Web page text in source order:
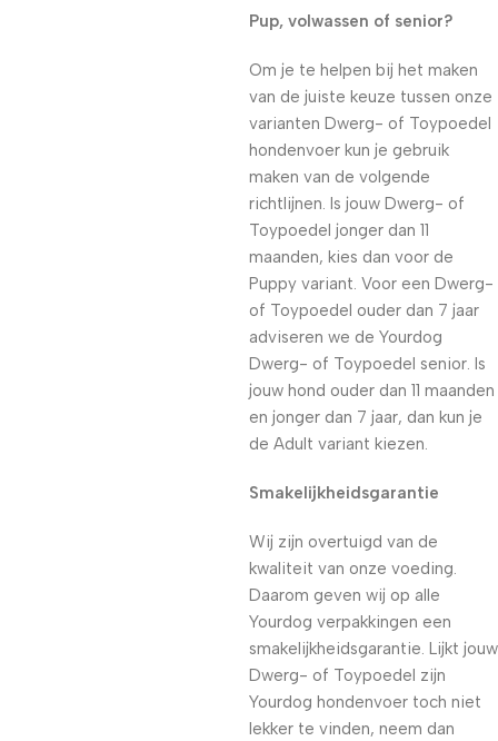
Pup, volwassen of senior?
Om je te helpen bij het maken
van de juiste keuze tussen onze
varianten Dwerg- of Toypoedel
hondenvoer kun je gebruik
maken van de volgende
richtlijnen. Is jouw Dwerg- of
Toypoedel jonger dan 11
maanden, kies dan voor de
Puppy variant. Voor een Dwerg-
of Toypoedel ouder dan 7 jaar
adviseren we de Yourdog
Dwerg- of Toypoedel senior. Is
jouw hond ouder dan 11 maanden
en jonger dan 7 jaar, dan kun je
de Adult variant kiezen.
Smakelijkheidsgarantie
Wij zijn overtuigd van de
kwaliteit van onze voeding.
Daarom geven wij op alle
Yourdog verpakkingen een
smakelijkheidsgarantie. Lijkt jouw
Dwerg- of Toypoedel zijn
Yourdog hondenvoer toch niet
lekker te vinden, neem dan